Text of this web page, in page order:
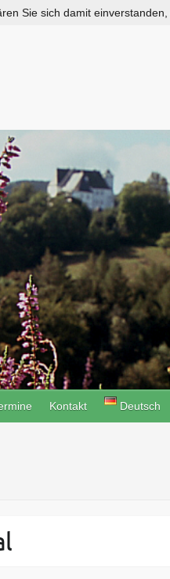
Kontakt Deutsch
Sie sich damit einverstanden,